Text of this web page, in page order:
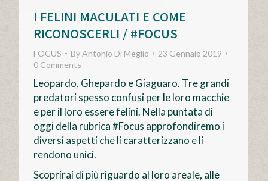
I FELINI MACULATI E COME
RICONOSCERLI / #FOCUS
FOCUS ByAntonio Di Meglio
23 Gennaio 2019
0 Comments
Leopardo, Ghepardo e Giaguaro. Tre grandi
predatori spesso confusi per le loro macchie
e per il loro essere felini. Nella puntata di
oggi della rubrica #Focus approfondiremo i
diversi aspetti che li caratterizzano e li
rendono unici.
Scoprirai di più riguardo al loro areale, alle